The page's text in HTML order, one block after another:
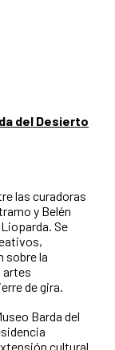
del Desierto
las curadoras
y Belén
Se
sobre la
artes
de gira.
Barda del
cultural